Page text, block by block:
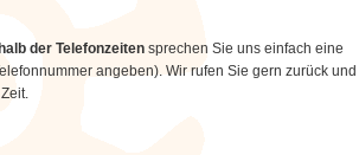
der Telefonzeiten sprechen Sie uns einfach eine
angeben). Wir rufen Sie gern zurück und